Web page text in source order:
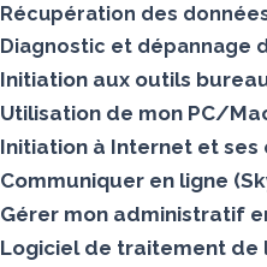
Récupération des
Diagnostic et dépannage
Initiation aux outils
Utilisation de mon PC/Mac
Initiation à Internet et ses
Communiquer en ligne
Gérer mon administratif
Logiciel de traitement de